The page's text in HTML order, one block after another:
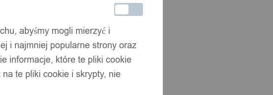
abyśmy mogli mierzyć i
i najmniej popularne strony oraz
informacje, które te pliki cookie
te pliki cookie i skrypty, nie